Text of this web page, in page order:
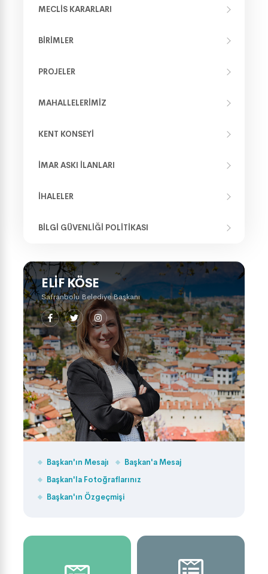
MECLIS KARARLARI
BIRIMLER
PROJELER
MAHALLELERIMIZ
KENT KONSEYI
İMAR ASKI İLANLARI
İHALELER
BILGI GÜVENLIĞI POLITIKASI
ELIF KÖSE
Safranbolu Belediye Başkanı
Başkan'ın Mesajı
Başkan'a Mesaj
Başkan'la Fotoğraflarınız
Başkan'ın Özgeçmişi